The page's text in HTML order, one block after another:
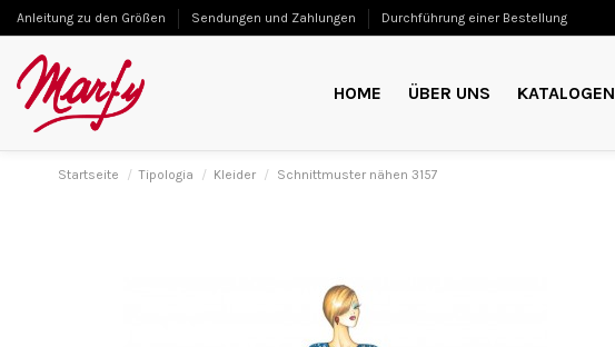
Anleitung zu den Größen Sendungen und Zahlungen Durchführung einer Bestellung
HOME ÜBER UNS KATALOGEN
Startseite Tipologia Kleider Schnittmuster nähen 3157